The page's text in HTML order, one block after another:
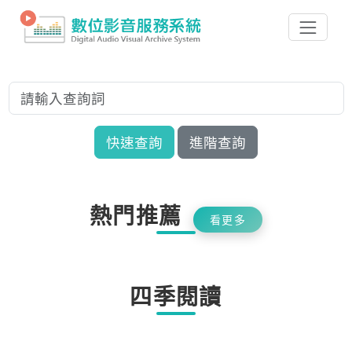
快速查詢 進階查詢
熱門推薦 看更多
四季閱讀